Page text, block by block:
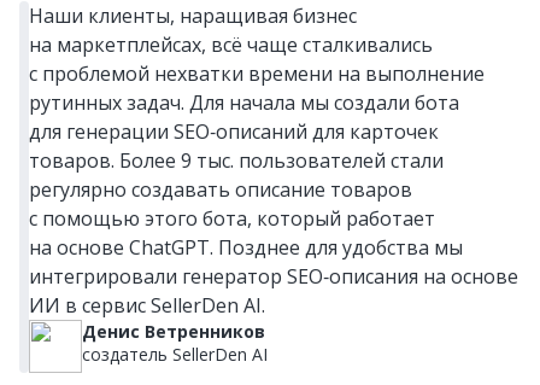
Наши клиенты, наращивая бизнес
на маркетплейсах, всё чаще сталкивались
с проблемой нехватки времени на выполнение
рутинных задач. Для начала мы создали бота
для генерации SEO‑описаний для карточек
товаров. Более 9 тыс. пользователей стали
регулярно создавать описание товаров
с помощью этого бота, который работает
на основе ChatGPT. Позднее для удобства мы
интегрировали генератор SEO‑описания на основе
ИИ в сервис SellerDen AI.
Денис Ветренников
создатель SellerDen AI